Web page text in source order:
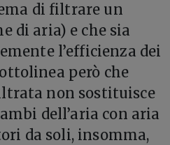
di filtrare un
di aria) e che sia
l’efficienza dei
però che
non sostituisce
dell’aria con aria
da soli, insomma,